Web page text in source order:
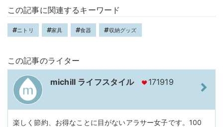
この記事に関連するキーワード
ニトリ 家具 食器 収納グッズ
この記事のライター
michill ライフスタイル 171919
楽しく節約、お得なことに目がないアラサー女子です。100